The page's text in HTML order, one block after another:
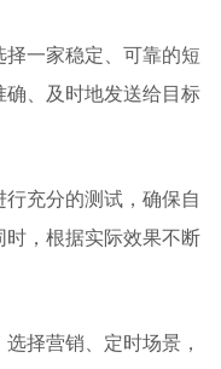
择一家稳定、可靠的短
、及时地发送给目标
充分的测试，确保自
，根据实际效果不断
择营销、定时场景，